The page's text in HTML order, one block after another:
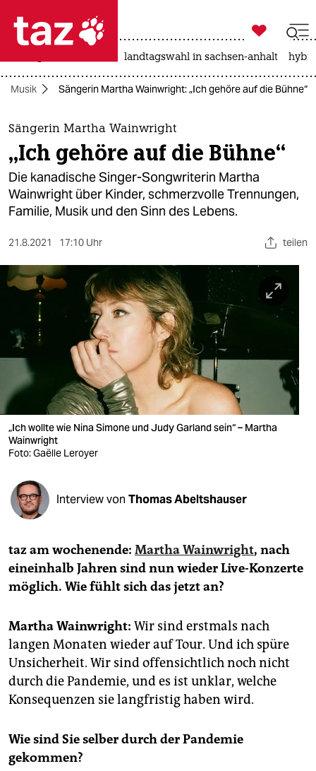
 taz zahl ich
taz zahl ich
themen
politik
öko
sport
berlin
nord
wahrheit
verlag
verlag
shop
fragen & hilfe
unterstützen
abo
epaper login

taz zahl ich
landtagswahl in sachsen-anhalt
Musik Sängerin Martha Wainwright: „Ich gehöre auf die Bühne“
Sängerin Martha Wainwright
„Ich gehöre auf die Bühne“
Die kanadische Singer-Songwriterin Martha
Wainwright über Kinder, schmerzvolle Trennungen,
Familie, Musik und den Sinn des Lebens.
21.8.2021 17:10 Uhr teilen
„Ich wollte wie Nina Simone und Judy Garland sein“ – Martha
Wainwright
Foto: Gaëlle Leroyer
Interview von Thomas Abeltshauser
taz am wochenende: Martha Wainwright, nach
eineinhalb Jahren sind nun wieder Live-Konzerte
möglich. Wie fühlt sich das jetzt an?
Martha Wainwright: Wir sind erstmals nach
langen Monaten wieder auf Tour. Und ich spüre
Unsicherheit. Wir sind offensichtlich noch nicht
durch die Pandemie, und es ist unklar, welche
Konsequenzen sie langfristig haben wird.
Wie sind Sie selber durch der Pandemie
gekommen?